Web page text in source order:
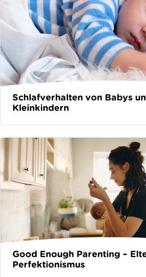
Schlafverhalten von Babys
Kleinkindern
Good Enough Parenting –
Perfektionismus